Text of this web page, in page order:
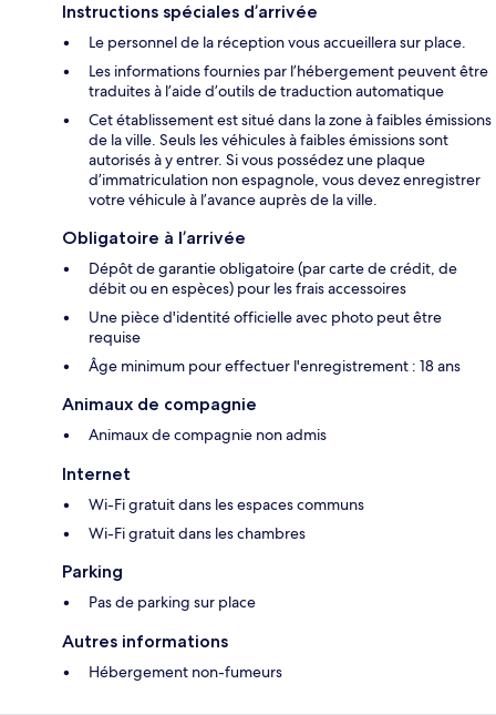
Instructions spéciales d’arrivée
Le personnel de la réception vous accueillera sur place.
Les informations fournies par l’hébergement peuvent être
traduites à l’aide d’outils de traduction automatique
Cet établissement est situé dans la zone à faibles émissions
de la ville. Seuls les véhicules à faibles émissions sont
autorisés à y entrer. Si vous possédez une plaque
d’immatriculation non espagnole, vous devez enregistrer
votre véhicule à l’avance auprès de la ville.
Obligatoire à l’arrivée
Dépôt de garantie obligatoire (par carte de crédit, de
débit ou en espèces) pour les frais accessoires
Une pièce d'identité officielle avec photo peut être
requise
Âge minimum pour effectuer l'enregistrement : 18 ans
Animaux de compagnie
Animaux de compagnie non admis
Internet
Wi-Fi gratuit dans les espaces communs
Wi-Fi gratuit dans les chambres
Parking
Pas de parking sur place
Autres informations
Hébergement non-fumeurs